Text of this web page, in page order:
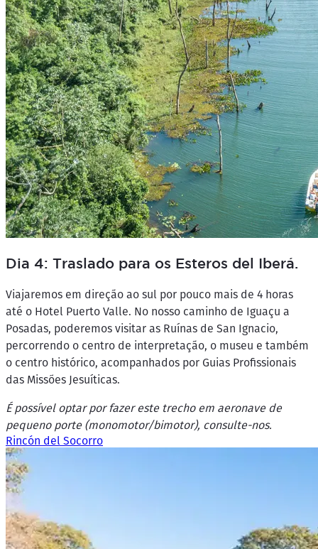
Dia 4: Traslado para os Esteros del Iberá.
Viajaremos em direção ao sul por pouco mais de 4 horas
até o Hotel Puerto Valle. No nosso caminho de Iguaçu a
Posadas, poderemos visitar as Ruínas de San Ignacio,
percorrendo o centro de interpretação, o museu e também
o centro histórico, acompanhados por Guias Profissionais
das Missões Jesuíticas.
É possível optar por fazer este trecho em aeronave de
pequeno porte (monomotor/bimotor), consulte-nos.
Rincón del Socorro